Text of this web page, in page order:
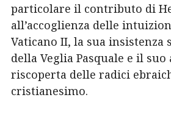
particolare il contributo di
all’accoglienza delle
Vaticano II, la sua insistenza
della Veglia Pasquale e il
riscoperta delle radici
cristianesimo.